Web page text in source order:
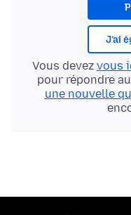
J’ai
Vous devez vous
pour répondre
une nouvelle